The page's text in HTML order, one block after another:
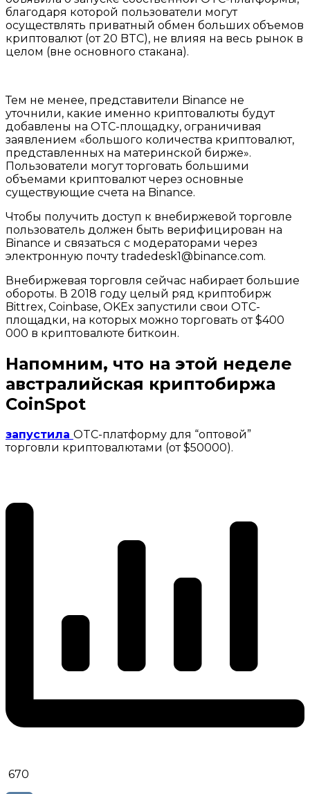
благодаря которой пользователи могут
осуществлять приватный обмен больших объемов
криптовалют (от 20 BTC), не влияя на весь рынок в
целом (вне основного стакана).
Тем не менее, представители Binance не
уточнили, какие именно криптовалюты будут
добавлены на OTC-площадку, ограничивая
заявлением «большого количества криптовалют,
представленных на материнской бирже».
Пользователи могут торговать большими
объемами криптовалют через основные
существующие счета на Binance.
Чтобы получить доступ к внебиржевой торговле
пользователь должен быть верифицирован на
Binance и связаться с модераторами через
электронную почту tradedesk1@binance.com.
Внебиржевая торговля сейчас набирает большие
обороты. В 2018 году целый ряд криптобирж
Bittrex, Coinbase, OKEx запустили свои OTC-
площадки, на которых можно торговать от $400
000 в криптовалюте биткоин.
Напомним, что на этой неделе
австралийская криптобиржа
CoinSpot
запустила OTC-платформу для “оптовой”
торговли криптовалютами (от $50000).
670